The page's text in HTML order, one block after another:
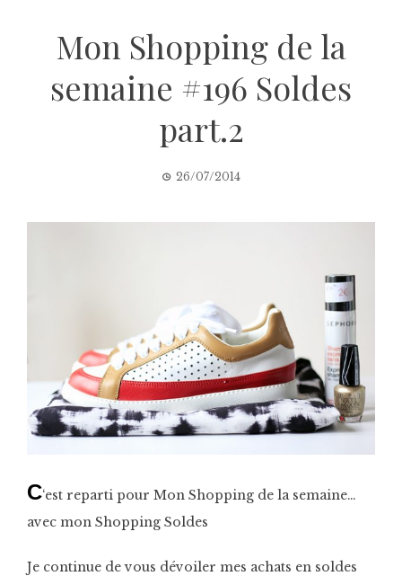
Mon Shopping de la
semaine #196 Soldes
part.2
26/07/2014
C‘est reparti pour Mon Shopping de la semaine…
avec mon Shopping Soldes
Je continue de vous dévoiler mes achats en soldes